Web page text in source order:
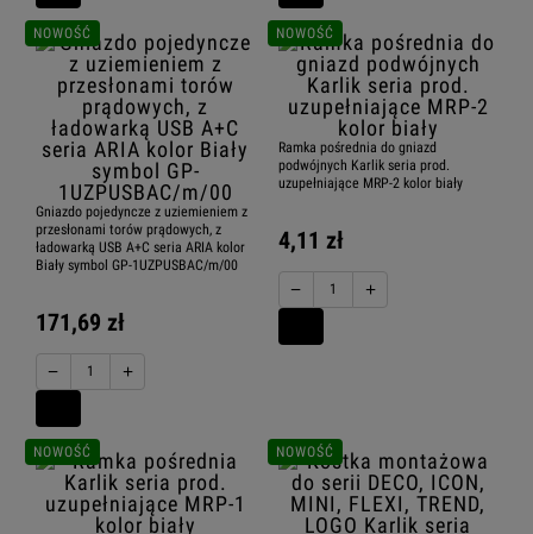
Gniazdo pojedyncze z uziemieniem z
przesłonami torów prądowych, z
ładowarką USB A+C seria ARIA kolor
Biały symbol GP-1UZPUSBAC/m/00
171,69 zł
− +
NOWOŚĆ
Ramka pośrednia do gniazd
podwójnych Karlik seria prod.
uzupełniające MRP-2 kolor biały
4,11 zł
− +
NOWOŚĆ
NOWOŚĆ NOWOŚĆ